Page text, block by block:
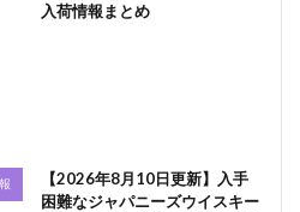
入荷情報まとめ
【2026年8月10日更新】入手
困難なジャパニーズウイスキー